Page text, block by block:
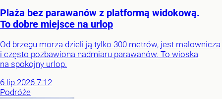
Plaża bez parawanów z platformą widokową.
To dobre miejsce na urlop
Od brzegu morza dzieli ją tylko 300 metrów, jest malownicza
i często pozbawiona nadmiaru parawanów. To wioska
na spokojny urlop.
6 lip 2026 7:12
Podróże